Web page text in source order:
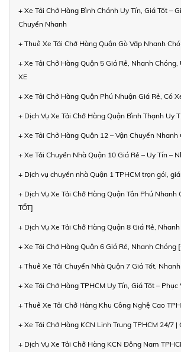
+ Xe Tải Chở Hàng Bình Chánh Uy Tín, Giá Tốt –
Chuyển Nhanh
+ Thuê Xe Tải Chở Hàng Quận Gò Vấp Nhanh
+ Xe Tải Chở Hàng Quận 5 Giá Rẻ, Nhanh Chóng,
XE
+ Xe Tải Chở Hàng Quận Phú Nhuận Giá Rẻ, Có
+ Dịch Vụ Xe Tải Chở Hàng Quận Bình Thạnh Uy
+ Xe Tải Chở Hàng Quận 12 – Vận Chuyển Nhanh
+ Xe Tải Chuyển Nhà Quận 10 Giá Rẻ – Uy Tín –
+ Dịch vụ chuyển nhà Quận 1 TPHCM trọn gói,
+ Dịch Vụ Xe Tải Chở Hàng Quận Tân Phú Nhanh
TỐT]
+ Dịch Vụ Xe Tải Chở Hàng Quận 8 Giá Rẻ,
+ Xe Tải Chở Hàng Quận 6 Giá Rẻ, Nhanh Chóng
+ Thuê Xe Tải Chuyển Nhà Quận 7 Giá Tốt,
+ Xe Tải Chở Hàng TPHCM Uy Tín, Giá Tốt – Phục
+ Thuê Xe Tải Chở Hàng Khu Công Nghệ Cao
+ Xe Tải Chở Hàng KCN Linh Trung TPHCM 24/7 |
+ Dịch Vụ Xe Tải Chở Hàng KCN Đông Nam